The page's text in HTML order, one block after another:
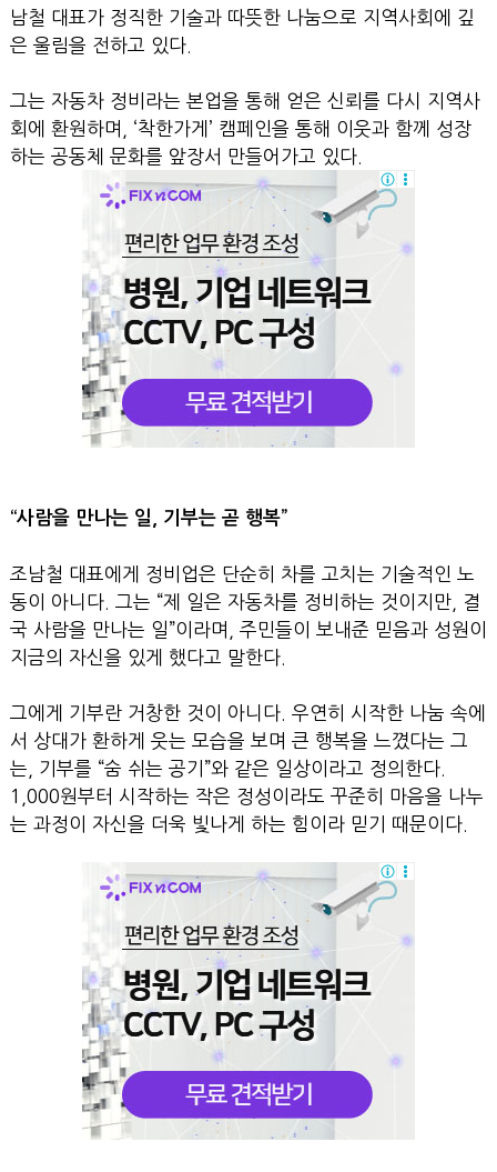
남철 대표가 정직한 기술과 따뜻한 나눔으로 지역사회에 깊
은 울림을 전하고 있다.
그는 자동차 정비라는 본업을 통해 얻은 신뢰를 다시 지역사
회에 환원하며, ‘착한가게’ 캠페인을 통해 이웃과 함께 성장
하는 공동체 문화를 앞장서 만들어가고 있다.
“사람을 만나는 일, 기부는 곧 행복”
조남철 대표에게 정비업은 단순히 차를 고치는 기술적인 노
동이 아니다. 그는 “제 일은 자동차를 정비하는 것이지만, 결
국 사람을 만나는 일”이라며, 주민들이 보내준 믿음과 성원이
지금의 자신을 있게 했다고 말한다.
그에게 기부란 거창한 것이 아니다. 우연히 시작한 나눔 속에
서 상대가 환하게 웃는 모습을 보며 큰 행복을 느꼈다는 그
는, 기부를 “숨 쉬는 공기”와 같은 일상이라고 정의한다.
1,000원부터 시작하는 작은 정성이라도 꾸준히 마음을 나누
는 과정이 자신을 더욱 빛나게 하는 힘이라 믿기 때문이다.